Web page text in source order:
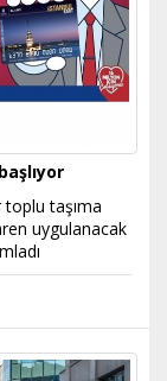
toplu taşıma
uygulanacak